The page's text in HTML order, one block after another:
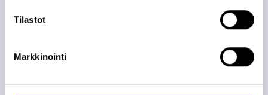
Tilastot
Markkinointi
(Pakollinen)